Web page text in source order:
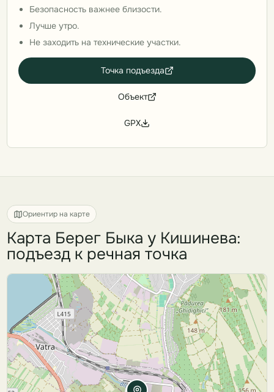
Безопасность важнее близости.
Лучше утро.
Не заходить на технические участки.
Точка подъезда
Объект
GPX
Ориентир на карте
Карта Берег Быка у Кишинева:
подъезд к речная точка